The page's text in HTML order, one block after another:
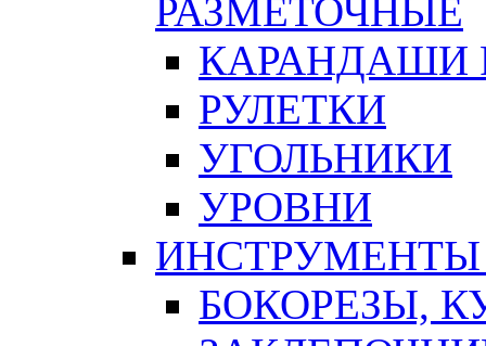
РАЗМЕТОЧНЫЕ
КАРАНДАШИ
РУЛЕТКИ
УГОЛЬНИКИ
УРОВНИ
БОКОРЕЗЫ,